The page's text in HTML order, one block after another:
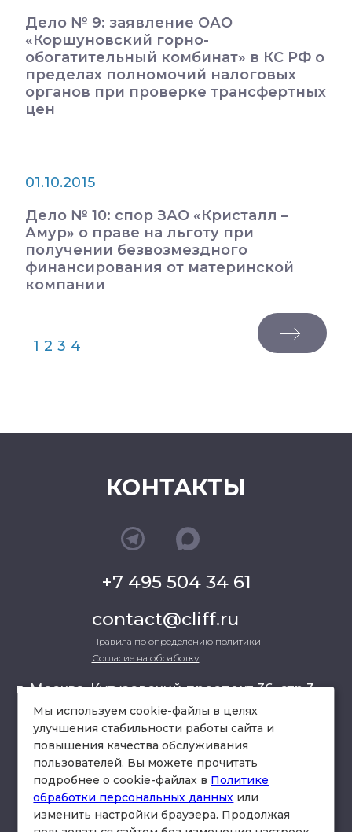
Дело № 9: заявление ОАО
«Коршуновский горно-
обогатительный комбинат» в КС РФ о
пределах полномочий налоговых
органов при проверке трансфертных
цен
01.10.2015
Дело № 10: спор ЗАО «Кристалл –
Амур» о праве на льготу при
получении безвозмездного
финансирования от материнской
компании
1 2 3 4
КОНТАКТЫ
+7 495 504 34 61
contact@cliff.ru
Правила по определению политики
Согласие на обработку
г. Москва, Кутузовский проспект 36, стр.3 ,
офис 301
схема проезда
Мы используем cookie-файлы в целях
улучшения стабильности работы сайта и
повышения качества обслуживания
пользователей. Вы можете прочитать
подробнее о cookie-файлах в Политике
обработки персональных данных или
изменить настройки браузера. Продолжая